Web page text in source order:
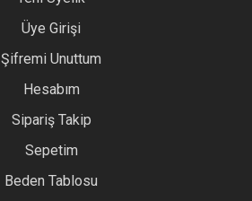
Üye Girişi
Şifremi Unuttum
Hesabım
Sipariş Takip
Sepetim
Beden Tablosu